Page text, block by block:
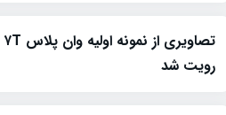
رویت شد